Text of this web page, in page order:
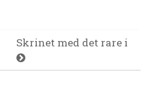
Skrinet med det rare i